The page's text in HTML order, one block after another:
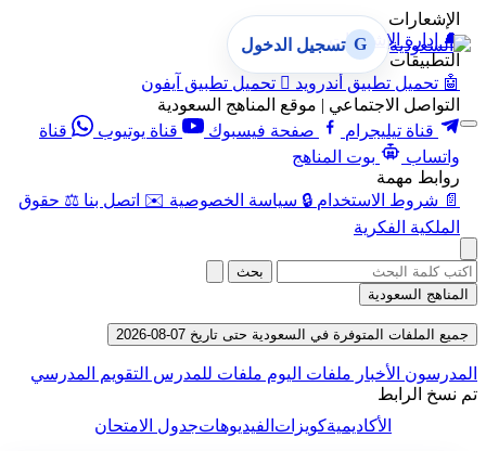
الإشعارات
🔔 إدارة الإشعارات
التطبيقات
🤖 تحميل تطبيق أندرويد  تحميل تطبيق آيفون
التواصل الاجتماعي | موقع المناهج السعودية
قناة تيليجرام
صفحة فيسبوك قناة يوتيوب
قناة
واتساب
بوت المناهج
روابط مهمة
📄 شروط الاستخدام 🔒 سياسة الخصوصية ✉️ اتصل بنا ⚖️ حقوق
الملكية الفكرية
G تسجيل الدخول
بحث
المناهج السعودية
جميع الملفات المتوفرة في السعودية حتى تاريخ 07-08-2026
المدرسون الأخبار ملفات اليوم ملفات للمدرس التقويم المدرسي
تم نسخ الرابط
الأكاديميةكويزاتالفيديوهاتجدول الامتحان